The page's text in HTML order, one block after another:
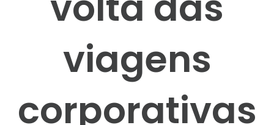
viagens
corporativas